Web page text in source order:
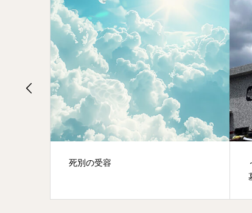
～高野山真言宗 圓通山 惠弘寺【合葬